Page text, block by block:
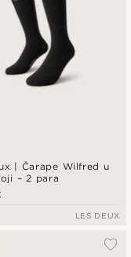
| Čarape Wilfred u
– 2 para
LES DEUX